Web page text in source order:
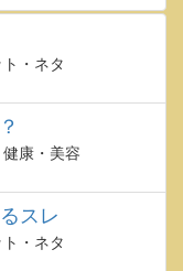
・ネタ
康・美容
スレ
・ネタ